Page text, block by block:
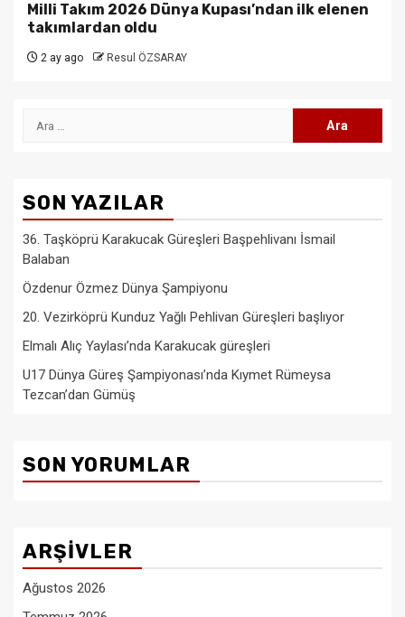
Milli Takım 2026 Dünya Kupası’ndan ilk elenen
takımlardan oldu
2 ay ago Resul ÖZSARAY
Arama:
SON YAZILAR
36. Taşköprü Karakucak Güreşleri Başpehlivanı İsmail
Balaban
Özdenur Özmez Dünya Şampiyonu
20. Vezirköprü Kunduz Yağlı Pehlivan Güreşleri başlıyor
Elmalı Alıç Yaylası’nda Karakucak güreşleri
U17 Dünya Güreş Şampiyonası’nda Kıymet Rümeysa
Tezcan’dan Gümüş
SON YORUMLAR
ARŞIVLER
Ağustos 2026